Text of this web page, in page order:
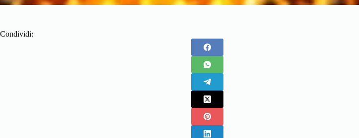
Condividi: